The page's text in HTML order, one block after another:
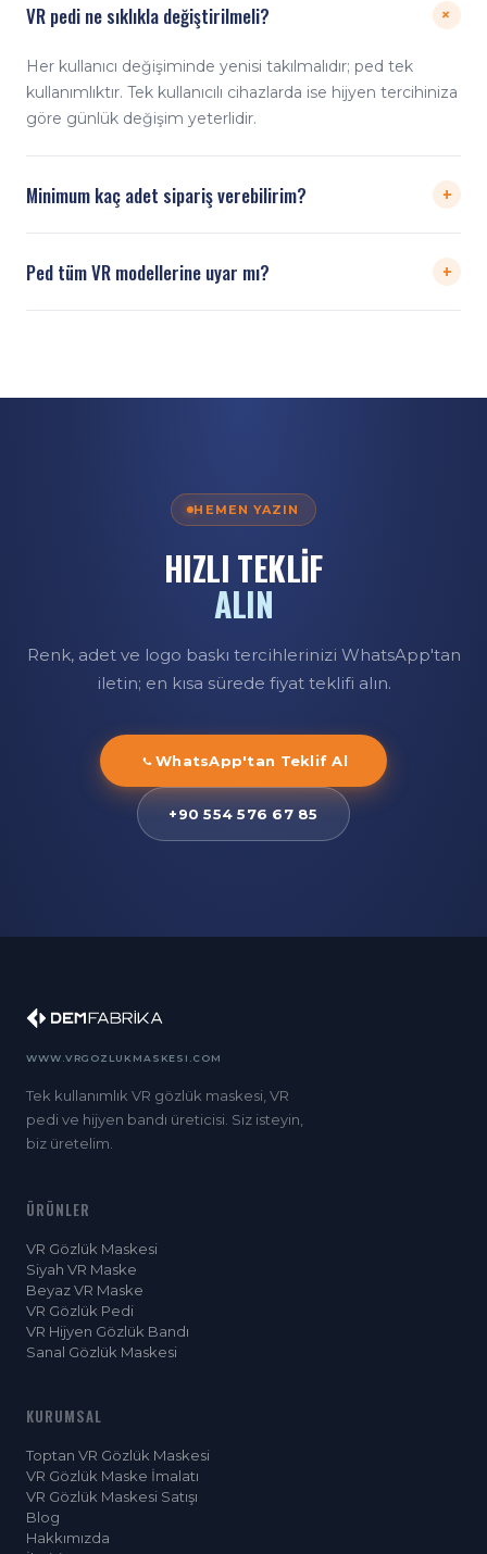
VR pedi ne sıklıkla değiştirilmeli? +
Her kullanıcı değişiminde yenisi takılmalıdır; ped tek
kullanımlıktır. Tek kullanıcılı cihazlarda ise hijyen tercihiniza
göre günlük değişim yeterlidir.
Minimum kaç adet sipariş verebilirim? +
adetlerde kademeli fiyat avantajı uygulanır.
Ped tüm VR modellerine uyar mı? +
HEMEN YAZIN
HIZLI TEKLİF
ALIN
Renk, adet ve logo baskı tercihlerinizi WhatsApp'tan
iletin; en kısa sürede fiyat teklifi alın.
WhatsApp'tan Teklif Al
+90 554 576 67 85
WWW.VRGOZLUKMASKESI.COM
Tek kullanımlık VR gözlük maskesi, VR
pedi ve hijyen bandı üreticisi. Siz isteyin,
biz üretelim.
ÜRÜNLER
VR Gözlük Maskesi
Siyah VR Maske
Beyaz VR Maske
VR Gözlük Pedi
VR Hijyen Gözlük Bandı
Sanal Gözlük Maskesi
KURUMSAL
Toptan VR Gözlük Maskesi
VR Gözlük Maske İmalatı
VR Gözlük Maskesi Satışı
Blog
Hakkımızda